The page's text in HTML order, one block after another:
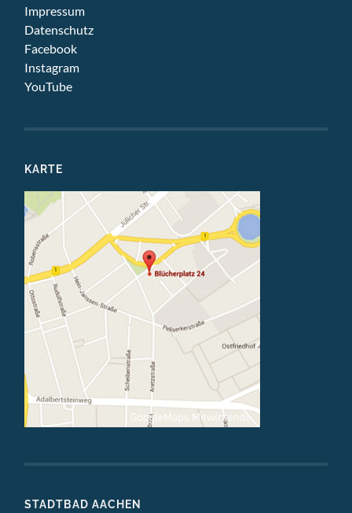
Impressum
Datenschutz
Facebook
Instagram
YouTube
KARTE
STADTBAD AACHEN